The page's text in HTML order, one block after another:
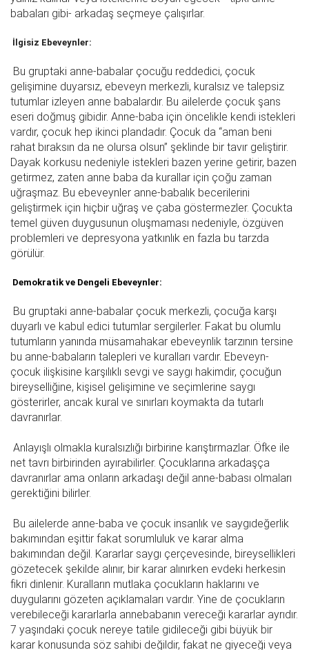
babaları gibi- arkadaş seçmeye çalışırlar.
İlgisiz Ebeveynler:
Bu gruptaki anne-babalar çocuğu reddedici, çocuk
gelişimine duyarsız, ebeveyn merkezli, kuralsız ve talepsiz
tutumlar izleyen anne babalardır. Bu ailelerde çocuk şans
eseri doğmuş gibidir. Anne-baba için öncelikle kendi istekleri
vardır, çocuk hep ikinci plandadır. Çocuk da “aman beni
rahat bıraksın da ne olursa olsun” şeklinde bir tavır geliştirir.
Dayak korkusu nedeniyle istekleri bazen yerine getirir, bazen
getirmez, zaten anne baba da kurallar için çoğu zaman
uğraşmaz. Bu ebeveynler anne-babalık becerilerini
geliştirmek için hiçbir uğraş ve çaba göstermezler. Çocukta
temel güven duygusunun oluşmaması nedeniyle, özgüven
problemleri ve depresyona yatkınlık en fazla bu tarzda
görülür.
Demokratik ve Dengeli Ebeveynler:
Bu gruptaki anne-babalar çocuk merkezli, çocuğa karşı
duyarlı ve kabul edici tutumlar sergilerler. Fakat bu olumlu
tutumların yanında müsamahakar ebeveynlik tarzının tersine
bu anne-babaların talepleri ve kuralları vardır. Ebeveyn-
çocuk ilişkisine karşılıklı sevgi ve saygı hakimdir, çocuğun
bireyselliğine, kişisel gelişimine ve seçimlerine saygı
gösterirler, ancak kural ve sınırları koymakta da tutarlı
davranırlar.
Anlayışlı olmakla kuralsızlığı birbirine karıştırmazlar. Öfke ile
net tavrı birbirinden ayırabilirler. Çocuklarına arkadaşça
davranırlar ama onların arkadaşı değil anne-babası olmaları
gerektiğini bilirler.
Bu ailelerde anne-baba ve çocuk insanlık ve saygıdeğerlik
bakımından eşittir fakat sorumluluk ve karar alma
bakımından değil. Kararlar saygı çerçevesinde, bireysellikleri
gözetecek şekilde alınır, bir karar alınırken evdeki herkesin
fikri dinlenir. Kuralların mutlaka çocukların haklarını ve
duygularını gözeten açıklamaları vardır. Yine de çocukların
verebileceği kararlarla annebabanın vereceği kararlar ayrıdır.
7 yaşındaki çocuk nereye tatile gidileceği gibi büyük bir
karar konusunda söz sahibi değildir, fakat ne giyeceği veya